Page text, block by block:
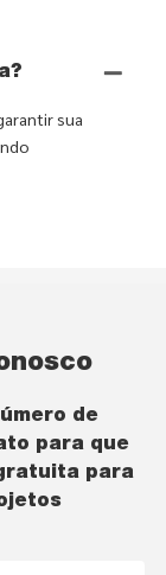
sua
de
para que
para